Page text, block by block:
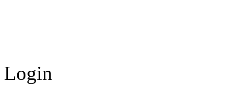
Login